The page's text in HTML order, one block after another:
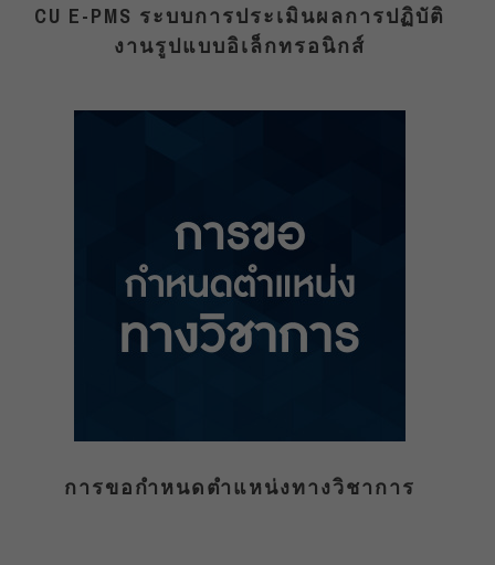
CU E-PMS ระบบการประเมินผลการปฏิบัติ
งานรูปแบบอิเล็กทรอนิกส์
การขอกำหนดตำแหน่งทางวิชาการ